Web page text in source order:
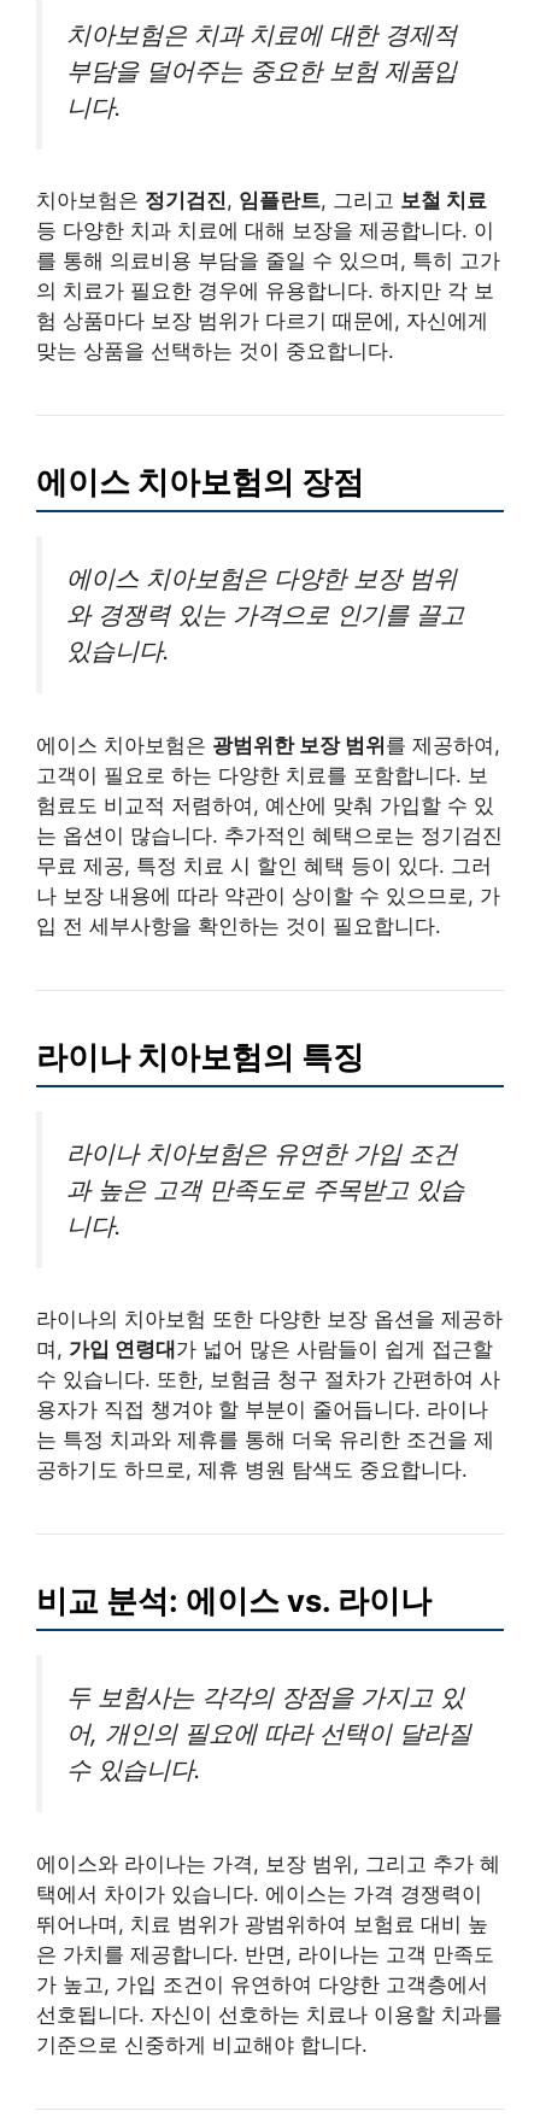
치아보험은 치과 치료에 대한 경제적
부담을 덜어주는 중요한 보험 제품입
니다.
치아보험은 정기검진, 임플란트, 그리고 보철 치료
등 다양한 치과 치료에 대해 보장을 제공합니다. 이
를 통해 의료비용 부담을 줄일 수 있으며, 특히 고가
의 치료가 필요한 경우에 유용합니다. 하지만 각 보
험 상품마다 보장 범위가 다르기 때문에, 자신에게
맞는 상품을 선택하는 것이 중요합니다.
에이스 치아보험의 장점
에이스 치아보험은 다양한 보장 범위
와 경쟁력 있는 가격으로 인기를 끌고
있습니다.
에이스 치아보험은 광범위한 보장 범위를 제공하여,
고객이 필요로 하는 다양한 치료를 포함합니다. 보
험료도 비교적 저렴하여, 예산에 맞춰 가입할 수 있
는 옵션이 많습니다. 추가적인 혜택으로는 정기검진
무료 제공, 특정 치료 시 할인 혜택 등이 있다. 그러
나 보장 내용에 따라 약관이 상이할 수 있으므로, 가
입 전 세부사항을 확인하는 것이 필요합니다.
라이나 치아보험의 특징
라이나 치아보험은 유연한 가입 조건
과 높은 고객 만족도로 주목받고 있습
니다.
라이나의 치아보험 또한 다양한 보장 옵션을 제공하
며, 가입 연령대 가 넓어 많은 사람들이 쉽게 접근할
수 있습니다. 또한, 보험금 청구 절차가 간편하여 사
용자가 직접 챙겨야 할 부분이 줄어듭니다. 라이나
는 특정 치과와 제휴를 통해 더욱 유리한 조건을 제
공하기도 하므로, 제휴 병원 탐색도 중요합니다.
비교 분석: 에이스 vs. 라이나
두 보험사는 각각의 장점을 가지고 있
어, 개인의 필요에 따라 선택이 달라질
수 있습니다.
에이스와 라이나는 가격, 보장 범위, 그리고 추가 혜
택에서 차이가 있습니다. 에이스는 가격 경쟁력이
뛰어나며, 치료 범위가 광범위하여 보험료 대비 높
은 가치를 제공합니다. 반면, 라이나는 고객 만족도
가 높고, 가입 조건이 유연하여 다양한 고객층에서
선호됩니다. 자신이 선호하는 치료나 이용할 치과를
기준으로 신중하게 비교해야 합니다.